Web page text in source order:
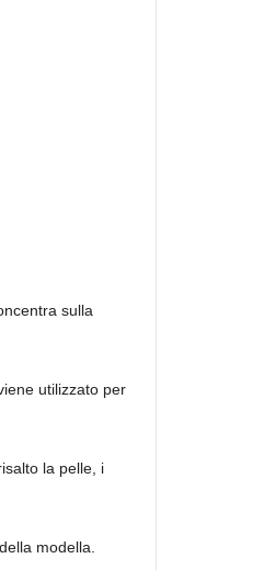
sulla
utilizzato per
la pelle, i
modella.